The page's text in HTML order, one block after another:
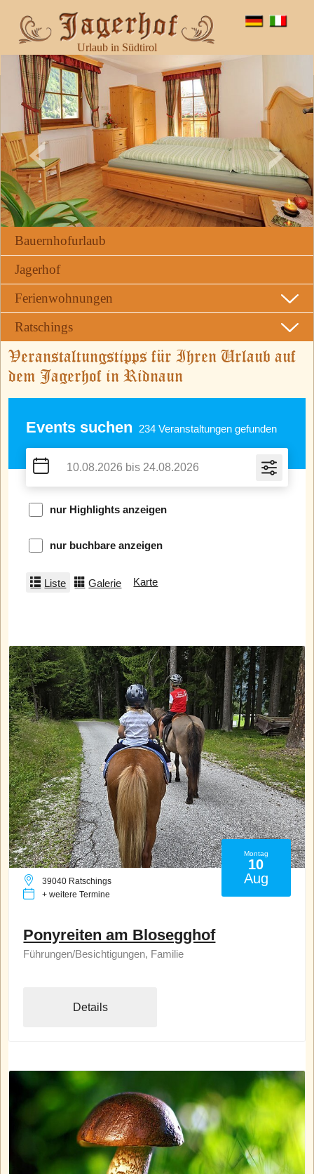
Urlaub in Südtirol
Bauernhofurlaub
Jagerhof
Ferienwohnungen
Ratschings
Veranstaltungstipps für Ihren Urlaub auf
dem Jagerhof in Ridnaun
Events suchen 234 Veranstaltungen gefunden
nur Highlights anzeigen
nur buchbare anzeigen
Liste Galerie Karte
Montag
10
Aug
39040 Ratschings
+ weitere Termine
Ponyreiten am Blosegghof
Führungen/Besichtigungen, Familie
Details